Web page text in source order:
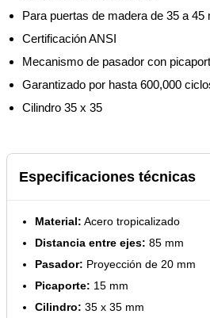
Para puertas de madera de 35 a 45
Certificación ANSI
Mecanismo de pasador con
Garantizado por hasta 600,000
Cilindro 35 x 35
Especificaciones técnicas
Material: Acero tropicalizado
Distancia entre ejes: 85 mm
Pasador: Proyección de 20 mm
Picaporte: 15 mm
Cilindro: 35 x 35 mm